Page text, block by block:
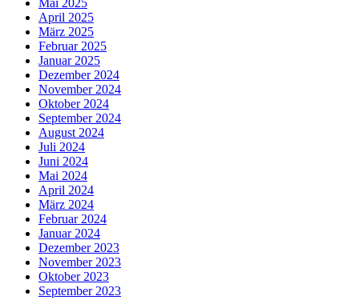
April 2025
März 2025
Februar 2025
Januar 2025
Dezember 2024
November 2024
Oktober 2024
September 2024
August 2024
Juli 2024
Juni 2024
Mai 2024
April 2024
März 2024
Februar 2024
Januar 2024
Dezember 2023
November 2023
Oktober 2023
September 2023